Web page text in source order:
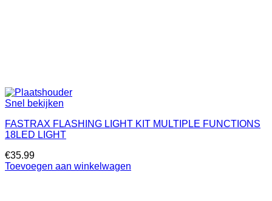
Snel bekijken
FASTRAX FLASHING LIGHT KIT MULTIPLE FUNCTIONS
18LED LIGHT
€35.99
Toevoegen aan winkelwagen